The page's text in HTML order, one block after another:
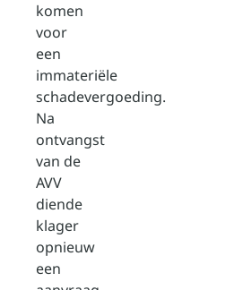
komen
voor
een
immateriële
schadevergoeding.
Na
ontvangst
van de
AVV
diende
klager
opnieuw
een